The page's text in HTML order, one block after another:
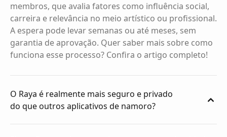
membros, que avalia fatores como influência social,
carreira e relevância no meio artístico ou profissional.
A espera pode levar semanas ou até meses, sem
garantia de aprovação. Quer saber mais sobre como
funciona esse processo? Confira o artigo completo!
O Raya é realmente mais seguro e privado
do que outros aplicativos de namoro?